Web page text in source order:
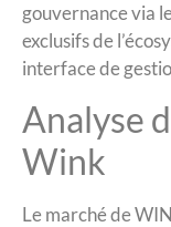
gouvernance via
exclusifs de
interface de
Analyse
Wink
Le marché de